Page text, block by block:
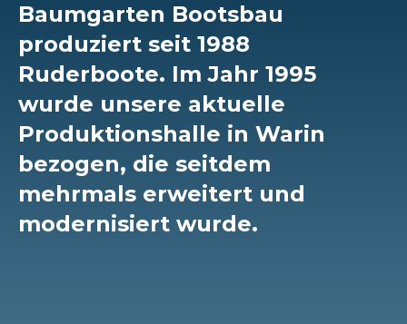
Baumgarten Bootsbau
produziert seit 1988
Ruderboote. Im Jahr 1995
wurde unsere aktuelle
Produktionshalle in Warin
bezogen, die seitdem
mehrmals erweitert und
modernisiert wurde.